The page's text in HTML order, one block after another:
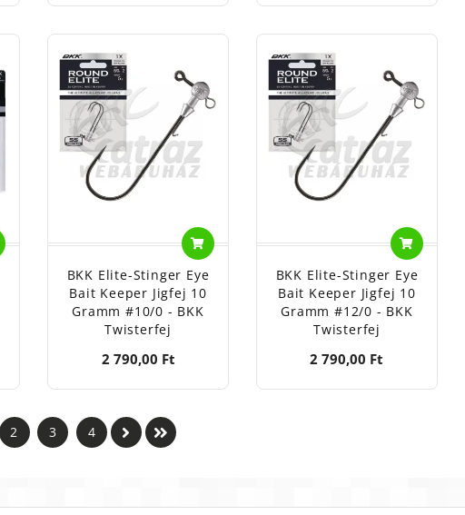
BKK Elite-Stinger Eye
Bait Keeper Jigfej 10
Gramm #10/0 - BKK
Twisterfej
2 790,00 Ft
BKK Elite-Stinger Eye
Bait Keeper Jigfej 10
Gramm #12/0 - BKK
Twisterfej
2 790,00 Ft
2 3 4